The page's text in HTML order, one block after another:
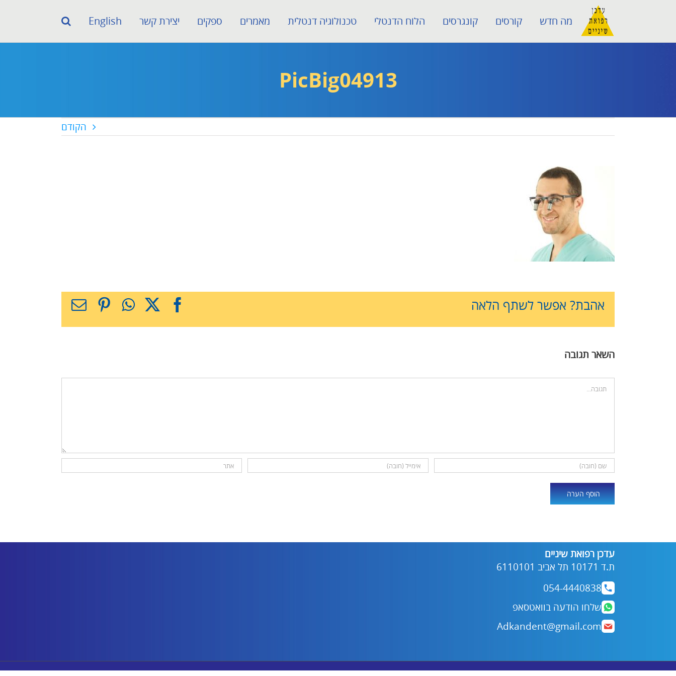
מה חדש קורסים קונגרסים הלוח הדנטלי טכנולוגיה דנטלית מאמרים ספקים יצירת קשר English
PicBig04913
הקודם
אהבת? אפשר לשתף הלאה Facebook
X
WhatsApp
Pinterest
כתובת
השאר תגובה
הערה
עדכן רפואת שיניים
ת.ד 10171 תל אביב 6110101
054-4440838
שלחו הודעה בוואטסאפ
Adkandent@gmail.com